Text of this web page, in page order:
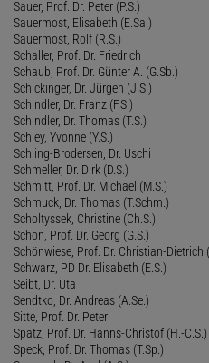
Sauer, Prof. Dr. Peter (P.S.)
Sauermost, Elisabeth (E.Sa.)
Sauermost, Rolf (R.S.)
Schaller, Prof. Dr. Friedrich
Schaub, Prof. Dr. Günter A. (G.Sb.)
Schickinger, Dr. Jürgen (J.S.)
Schindler, Dr. Franz (F.S.)
Schindler, Dr. Thomas (T.S.)
Schley, Yvonne (Y.S.)
Schling-Brodersen, Dr. Uschi
Schmeller, Dr. Dirk (D.S.)
Schmitt, Prof. Dr. Michael (M.S.)
Schmuck, Dr. Thomas (T.Schm.)
Scholtyssek, Christine (Ch.S.)
Schön, Prof. Dr. Georg (G.S.)
Schönwiese, Prof. Dr. Christian-Dietrich
Schwarz, PD Dr. Elisabeth (E.S.)
Seibt, Dr. Uta
Sendtko, Dr. Andreas (A.Se.)
Sitte, Prof. Dr. Peter
Spatz, Prof. Dr. Hanns-Christof (H.-C.S.)
Speck, Prof. Dr. Thomas (T.Sp.)